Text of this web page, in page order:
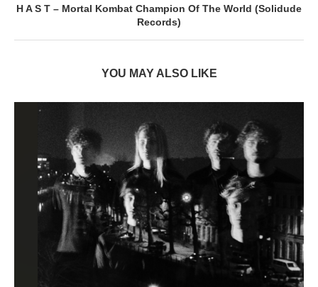
H A S T – Mortal Kombat Champion Of The World (Solidude
Records)
YOU MAY ALSO LIKE